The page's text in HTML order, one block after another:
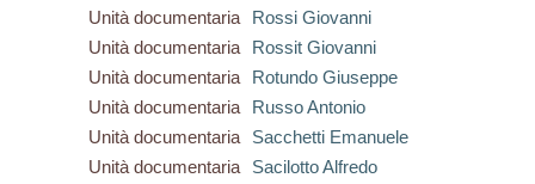
Unità documentaria
Rossi Giovanni
Unità documentaria
Rossit Giovanni
Unità documentaria
Rotundo Giuseppe
Unità documentaria
Russo Antonio
Unità documentaria
Sacchetti Emanuele
Unità documentaria
Sacilotto Alfredo